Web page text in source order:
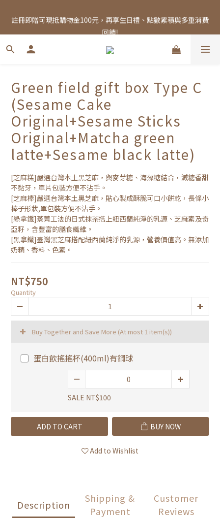
回饋!
回饋!
Free shipping on orders over NT$1,000
註冊即贈可現抵購物金100元，再享生日禮、點數累積與多重消費
回饋!
Green field gift box Type C
(Sesame Cake
Original+Sesame Sticks
Original+Matcha green
latte+Sesame black latte)
[芝麻糕]嚴選台灣本土黑芝麻，與麥芽糖、海藻糖結合，減糖香甜
不黏牙，單片包裝方便不沾手。
[芝麻棒]嚴選台灣本土黑芝麻，貼心製成酥脆可口小餅乾，長條小
棒子形狀,單包裝方便不沾手。
[綠拿鐵]蒸菁工法的日式抹茶搭上紐西蘭純淨的乳源、芝麻素及奇
亞籽，含豐富的膳食纖維。
[黑拿鐵]臺灣黑芝麻搭配紐西蘭純淨的乳源，營養價值高。無添加
奶精、香料、色素。
NT$750
Quantity
Buy Together and Save More (At most 1 item(s))
蛋白飲搖搖杯(400ml)有鋼球
SALE NT$100
ADD TO CART BUY NOW
Add to Wishlist
Description
Shipping &
Payment
Customer
Reviews